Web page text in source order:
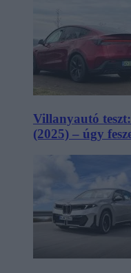
Villanyautó
(2025) – úgy